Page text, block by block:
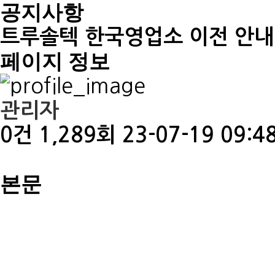
공지사항
트루솔텍 한국영업소 이전 안내
페이지 정보
관리자
0건 1,289회 23-07-19
본문